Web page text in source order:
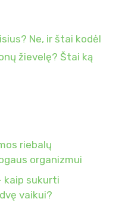
Ne, ir štai kodėl
žievelę? Štai ką
riebalų
organizmui
kaip sukurti
vaikui?